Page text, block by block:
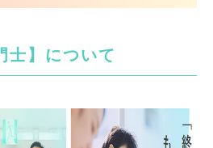
士】について